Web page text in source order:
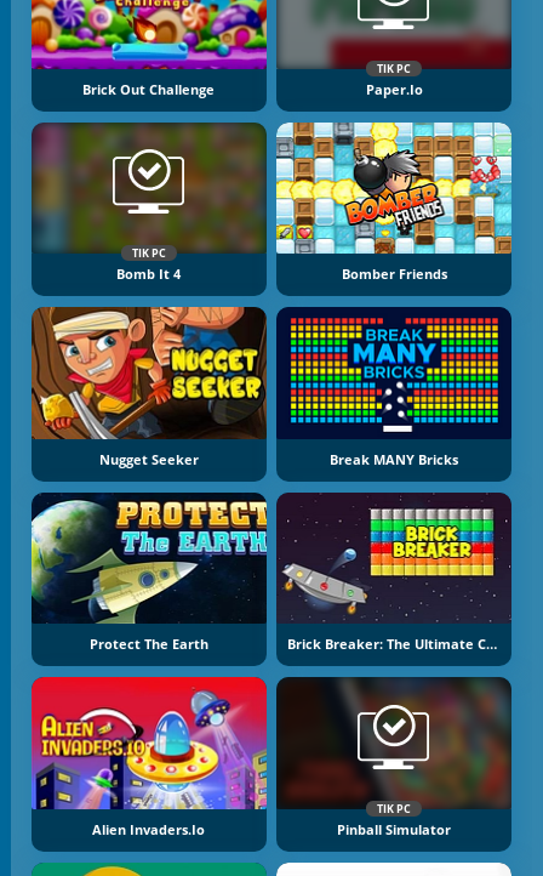
Brick Out Challenge
TIK PC
Paper.io
TIK PC
Bomb It 4 Bomber Friends
Nugget Seeker Break MANY Bricks
Protect The Earth Brick Breaker: The Ultimate Challenge
Alien Invaders.io
TIK PC
Pinball Simulator